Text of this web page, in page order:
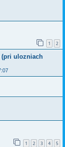
1 2
(pri ulozniach
1 2 3 4 5